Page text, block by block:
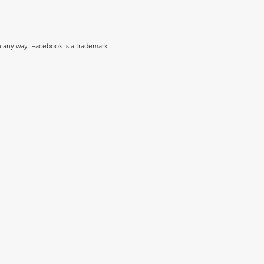
way. Facebook is a trademark